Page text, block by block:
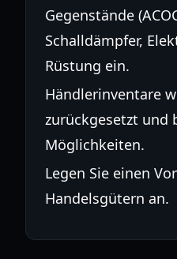
Gegenstände
Schalldämpfer,
Rüstung ein.
Händlerinventare
zurückgesetzt und
Möglichkeiten.
Legen Sie einen
Handelsgütern an.